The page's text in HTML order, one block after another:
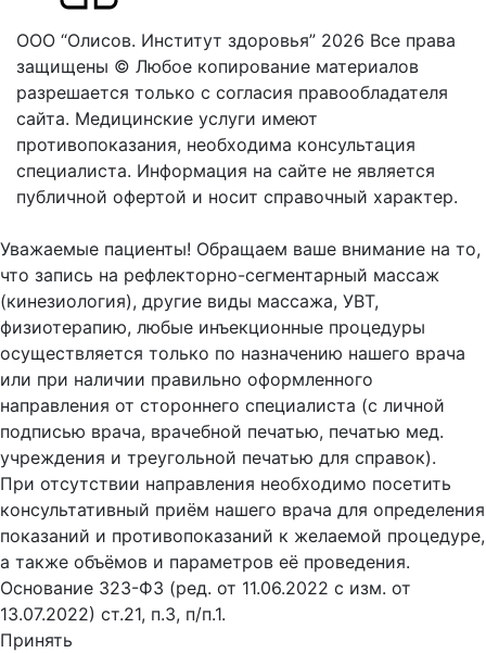
ООО “Олисов. Институт здоровья” 2026 Все права
защищены © Любое копирование материалов
разрешается только с согласия правообладателя
сайта. Медицинские услуги имеют
противопоказания, необходима консультация
специалиста. Информация на сайте не является
публичной офертой и носит справочный характер.
Уважаемые пациенты! Обращаем ваше внимание на то,
что запись на рефлекторно-сегментарный массаж
(кинезиология), другие виды массажа, УВТ,
физиотерапию, любые инъекционные процедуры
осуществляется только по назначению нашего врача
или при наличии правильно оформленного
направления от стороннего специалиста (с личной
подписью врача, врачебной печатью, печатью мед.
учреждения и треугольной печатью для справок).
При отсутствии направления необходимо посетить
консультативный приём нашего врача для определения
показаний и противопоказаний к желаемой процедуре,
а также объёмов и параметров её проведения.
Основание 323-ФЗ (ред. от 11.06.2022 с изм. от
13.07.2022) ст.21, п.3, п/п.1.
Принять